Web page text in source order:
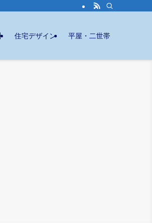
住宅デザイン 平屋・二世帯